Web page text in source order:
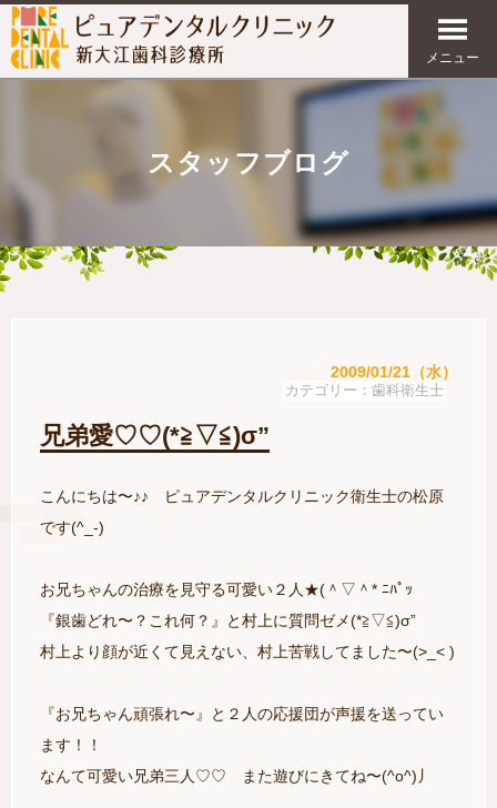
メニュー
スタッフブログ
2009/01/21（水）
歯科衛生士
兄弟愛♡♡(*≧▽≦)σ”
こんにちは〜♪♪ ピュアデンタルクリニック衛生士の松原
です(^_-)
お兄ちゃんの治療を見守る可愛い２人★(＾▽＾* ﾆﾊﾟｯ
『銀歯どれ〜？これ何？』と村上に質問ゼメ(*≧▽≦)σ”
村上より顔が近くて見えない、村上苦戦してました〜(>_< )
『お兄ちゃん頑張れ〜』と２人の応援団が声援を送ってい
ます！！
なんて可愛い兄弟三人♡♡ また遊びにきてね〜(^o^)丿